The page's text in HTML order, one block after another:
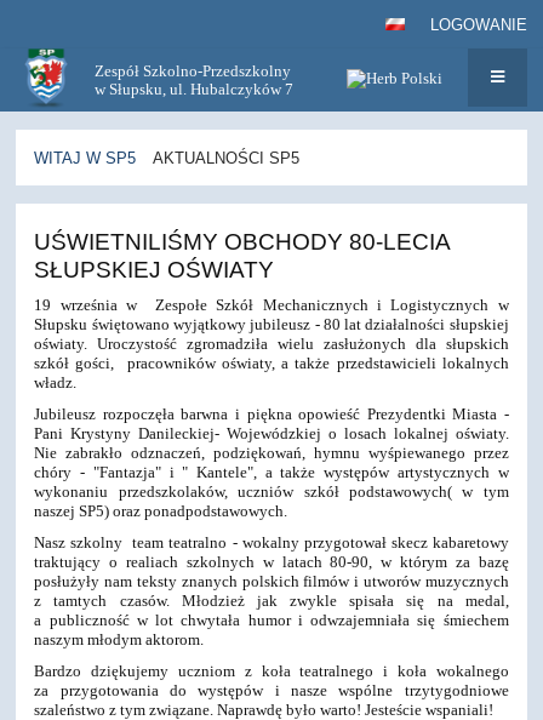
LOGOWANIE
Zespół Szkolno-Przedszkolny
w Słupsku, ul. Hubalczyków 7
WITAJ W SP5 AKTUALNOŚCI SP5
SP5
UŚWIETNILIŚMY OBCHODY 80-LECIA
SŁUPSKIEJ OŚWIATY
19 września w Zespołe Szkół Mechanicznych i Logistycznych w
Słupsku świętowano wyjątkowy jubileusz - 80 lat działalności słupskiej
oświaty. Uroczystość zgromadziła wielu zasłużonych dla słupskich
szkół gości, pracowników oświaty, a także przedstawicieli lokalnych
władz.
Jubileusz rozpoczęła barwna i piękna opowieść Prezydentki Miasta -
Pani Krystyny Danileckiej- Wojewódzkiej o losach lokalnej oświaty.
Nie zabrakło odznaczeń, podziękowań, hymnu wyśpiewanego przez
chóry - "Fantazja" i " Kantele", a także występów artystycznych w
wykonaniu przedszkolaków, uczniów szkół podstawowych( w tym
naszej SP5) oraz ponadpodstawowych.
Nasz szkolny team teatralno - wokalny przygotował skecz kabaretowy
traktujący o realiach szkolnych w latach 80-90, w którym za bazę
posłużyły nam teksty znanych polskich filmów i utworów muzycznych
z tamtych czasów. Młodzież jak zwykle spisała się na medal,
a publiczność w lot chwytała humor i odwzajemniała się śmiechem
naszym młodym aktorom.
Bardzo dziękujemy uczniom z koła teatralnego i koła wokalnego
za przygotowania do występów i nasze wspólne trzytygodniowe
szaleństwo z tym związane. Naprawdę było warto! Jesteście wspaniali!